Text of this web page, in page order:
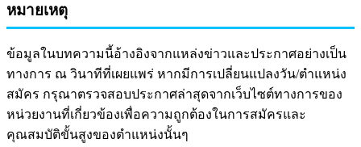
หมายเหตุ
ข้อมูลในบทความนี้อ้างอิงจากแหล่งข่าวและประกาศอย่างเป็น
ทางการ ณ วินาทีที่เผยแพร่ หากมีการเปลี่ยนแปลงวัน/ตำแหน่ง
สมัคร กรุณาตรวจสอบประกาศล่าสุดจากเว็บไซต์ทางการของ
หน่วยงานที่เกี่ยวข้องเพื่อความถูกต้องในการสมัครและ
คุณสมบัติขั้นสูงของตำแหน่งนั้นๆ